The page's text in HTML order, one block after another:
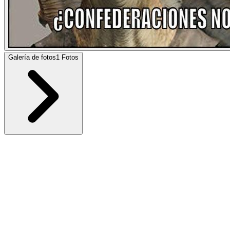
Galería de fotos1 Fotos